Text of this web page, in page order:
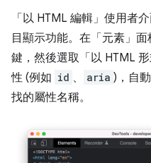
「以 HTML 編輯」 使用者
目顯示功能。在「元素」 面
鍵，然後選取「以 HTML 形
性 (例如 id 、 aria )，自
找的屬性名稱。